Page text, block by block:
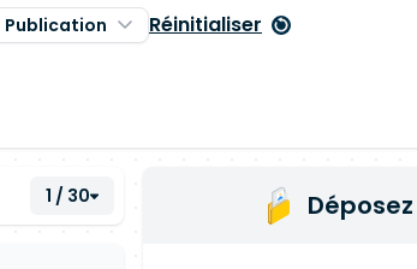
Publication Réinitialiser
1 / 30